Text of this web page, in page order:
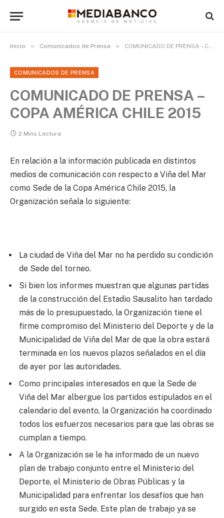
Inicio » Comunicados de Prensa » COMUNICADO DE PRENSA – COPA AMÉRICA CHILE 2015
COMUNICADOS DE PRENSA
COMUNICADO DE PRENSA –
COPA AMÉRICA CHILE 2015
2 Mins Lectura
En relación a la información publicada en distintos
medios de comunicación con respecto a Viña del Mar
como Sede de la Copa América Chile 2015, la
Organización señala lo siguiente:
La ciudad de Viña del Mar no ha perdido su condición
de Sede del torneo.
Si bien los informes muestran que algunas partidas
de la construcción del Estadio Sausalito han tardado
más de lo presupuestado, la Organización tiene el
firme compromiso del Ministerio del Deporte y de la
Municipalidad de Viña del Mar de que la obra estará
terminada en los nuevos plazos señalados en el día
de ayer por las autoridades.
Como principales interesados en que la Sede de
Viña del Mar albergue los partidos estipulados en el
calendario del evento, la Organización ha coordinado
todos los esfuerzos necesarios para que las obras se
cumplan a tiempo.
A la Organización se le ha informado de un nuevo
plan de trabajo conjunto entre el Ministerio del
Deporte, el Ministerio de Obras Públicas y la
Municipalidad para enfrentar los desafíos que han
surgido en esta Sede. Este plan de trabajo ya se